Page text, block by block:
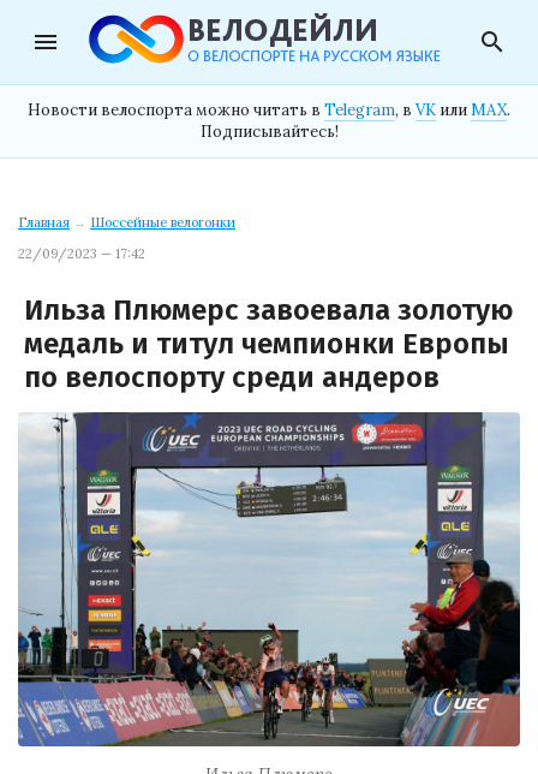
menu search
Новости велоспорта можно читать в Telegram, в VK илиMAX.
Подписывайтесь!
Главная → Шоссейные велогонки
22/09/2023 — 17:42
Ильза Плюмерс завоевала золотую
медаль и титул чемпионки Европы
по велоспорту среди андеров